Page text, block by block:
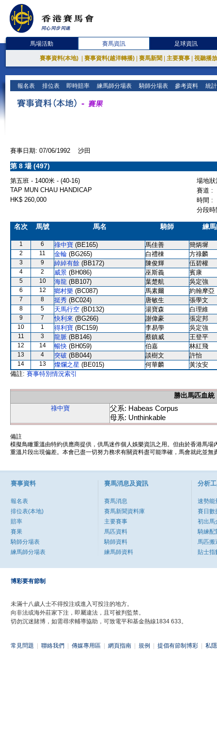
馬場活動 賽馬資訊 足球資訊
賽事資料(本地) 賽事資料(越洋轉播) 賽馬新聞 主要賽事 視聽播
報名表 排位表 即時賠率 練馬師分場表 騎師分場表 參考資料 統
賽事日期: 07/06/1992 沙田
第 8 場 (497)
第五班 - 1400米 - (40-16)
場地
TAP MUN CHAU HANDICAP
賽道 :
HK$ 260,000
時間 :
分段
名次 馬號 馬名 騎師 練
1 6 祿中寶 (BE165) 馬佳善 簡炳墀
2 11 金輪 (BG265) 白禮棟 方祿麟
3 9 綽綽有餘 (BB172) 陳俊輝 伍碧權
4 2 威景 (BH086) 巫斯義 賓康
5 10 海龍 (BB107) 葉楚航 吳定強
6 12 鄉村樂 (BC087) 馬素爾 約翰摩亞
7 8 挺秀 (BC024) 唐敏生 張學文
8 5 天馬行空 (BD132) 湯寶森 白理維
9 7 快利來 (BG266) 謝偉豪 張定邦
10 1 得利寶 (BC159) 李易學 吳定強
11 3 龍脈 (BB146) 蔡鎮威 王登平
12 14 暢快 (BH059) 伯嘉 林紅飛
13 4 突破 (BB044) 談樹文 許怡
14 13 燦爛之星 (BE015) 何華麟
黃汝安
備註: 賽事特別情況索引
勝出馬匹血統
祿中寶
父系: Habeas Corpus
母系: Unthinkable
備註
模擬鳥瞰重溫由特約供應商提供，供馬迷作個人娛樂資訊之用。但由於香港馬
重溫片段出現偏差。本會已盡一切努力務求有關資料盡可能準確，馬會就此並
賽事資料
報名表
排位表(本地)
賠率
賽果
騎師分場表
練馬師分場表
賽馬消息及資訊
賽馬消息
賽馬新聞資料庫
主要賽事
馬匹資料
騎師資料
練馬師資料
分析
速勢能
賽日數
初出馬
騎練配
馬匹搬
貼士指
博彩要有節制
未滿十八歲人士不得投注或進入可投注的地方。
向非法或海外莊家下注，即屬違法，且可被判監禁。
切勿沉迷賭博，如需尋求輔導協助，可致電平和基金熱線1834 633。
常見問題 聯絡我們 傳媒專用區 網頁指南 規例 提倡有節制博彩 私